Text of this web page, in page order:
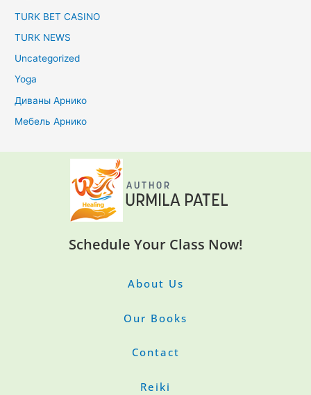
TURK BET CASINO
TURK NEWS
Uncategorized
Yoga
Диваны Арнико
Мебель Арнико
Schedule Your Class Now!
About Us
Our Books
Contact
Reiki